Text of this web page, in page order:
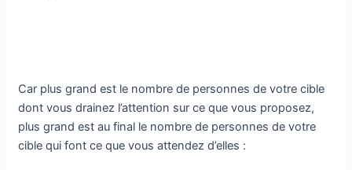
Car plus grand est le nombre de personnes de votre cible
dont vous drainez l’attention sur ce que vous proposez,
plus grand est au final le nombre de personnes de votre
cible qui font ce que vous attendez d’elles :